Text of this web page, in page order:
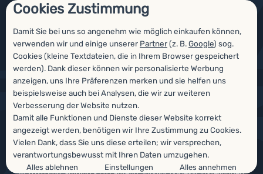
Cookies Zustimmung
Damit Sie bei uns so angenehm wie möglich einkaufen können,
verwenden wir und einige unserer Partner(z. B.Google) sog.
Cookies (kleine Textdateien, die in Ihrem Browser gespeichert
werden). Dank dieser können wir personalisierte Werbung
anzeigen, uns Ihre Präferenzen merken und sie helfen uns
beispielsweise auch bei Analysen, die wir zur weiteren
Verbesserung der Website nutzen.
Damit alle Funktionen und Dienste dieser Website korrekt
angezeigt werden, benötigen wir Ihre Zustimmung zu Cookies.
Vielen Dank, dass Sie uns diese erteilen; wir versprechen,
verantwortungsbewusst mit Ihren Daten umzugehen.
Alles ablehnen Einstellungen Alles annehmen
Impressum
4camping4nature
Unsere Tester
Angebote für Firmen und Vereine
Newsletter
Auszeichnungen